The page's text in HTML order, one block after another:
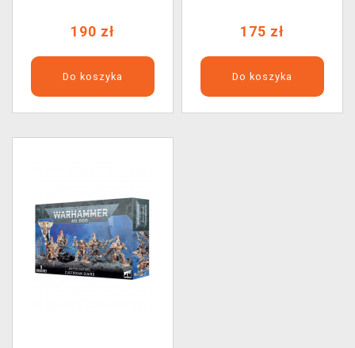
190 zł
Do koszyka
175 zł
Do koszyka